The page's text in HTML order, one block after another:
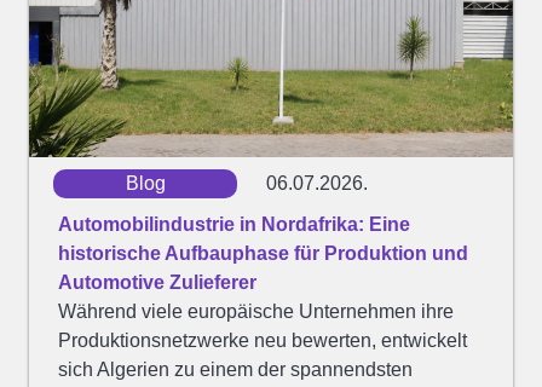
Blog
06.07.2026.
Automobilindustrie in Nordafrika: Eine
historische Aufbauphase für Produktion und
Automotive Zulieferer
Während viele europäische Unternehmen ihre
Produktionsnetzwerke neu bewerten, entwickelt
sich Algerien zu einem der spannendsten